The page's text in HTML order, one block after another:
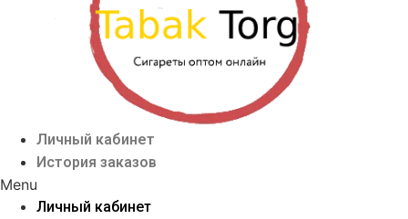
Личный кабинет
История заказов
Menu
Личный кабинет